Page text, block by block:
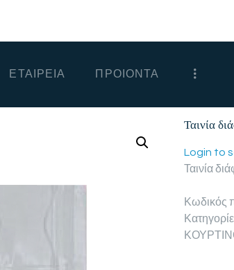
ΕΤΑΙΡΕΙΑ ΠΡΟΙΟΝΤΑ
ΕΠΙΚΟΙΝΩΝΙΑ
ΧΟΝΔΡΙΚΗ
ΕΛΛΗΝΙΚΆ
Ταινία
Login to
Ταινία
Κωδικός